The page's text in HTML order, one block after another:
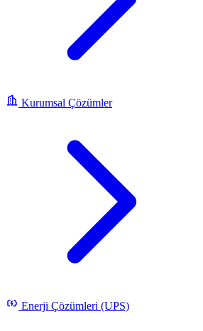
Kurumsal Çözümler
Enerji Çözümleri (UPS)